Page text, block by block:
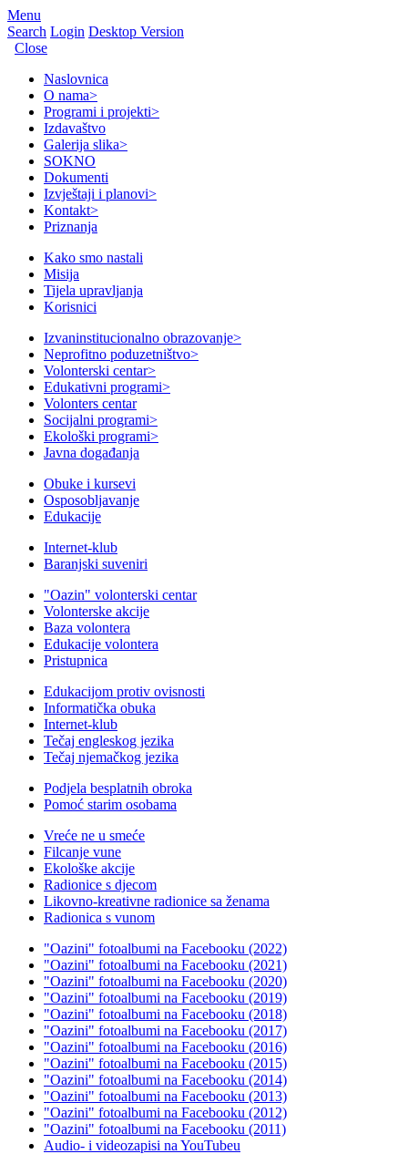
Menu
Search Login Desktop Version
Close
Naslovnica
O nama>
Programi i projekti>
Izdavaštvo
Galerija slika>
SOKNO
Dokumenti
Izvještaji i planovi>
Kontakt>
Priznanja
Kako smo nastali
Misija
Tijela upravljanja
Korisnici
Izvaninstitucionalno obrazovanje>
Neprofitno poduzetništvo>
Volonterski centar>
Edukativni programi>
Volonters centar
Socijalni programi>
Ekološki programi>
Javna događanja
Obuke i kursevi
Osposobljavanje
Edukacije
Internet-klub
Baranjski suveniri
"Oazin" volonterski centar
Volonterske akcije
Baza volontera
Edukacije volontera
Pristupnica
Edukacijom protiv ovisnosti
Informatička obuka
Internet-klub
Tečaj engleskog jezika
Tečaj njemačkog jezika
Podjela besplatnih obroka
Pomoć starim osobama
Vreće ne u smeće
Filcanje vune
Ekološke akcije
Radionice s djecom
Likovno-kreativne radionice sa ženama
Radionica s vunom
"Oazini" fotoalbumi na Facebooku (2022)
"Oazini" fotoalbumi na Facebooku (2021)
"Oazini" fotoalbumi na Facebooku (2020)
"Oazini" fotoalbumi na Facebooku (2019)
"Oazini" fotoalbumi na Facebooku (2018)
"Oazini" fotoalbumi na Facebooku (2017)
"Oazini" fotoalbumi na Facebooku (2016)
"Oazini" fotoalbumi na Facebooku (2015)
"Oazini" fotoalbumi na Facebooku (2014)
"Oazini" fotoalbumi na Facebooku (2013)
"Oazini" fotoalbumi na Facebooku (2012)
"Oazini" fotoalbumi na Facebooku (2011)
Audio- i videozapisi na YouTubeu